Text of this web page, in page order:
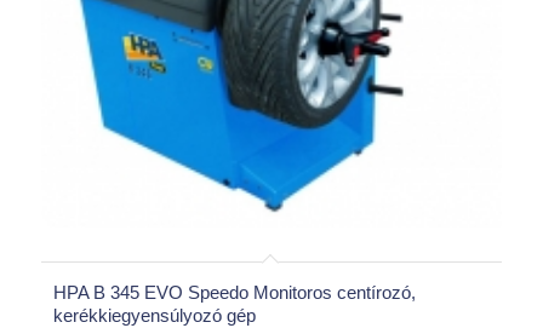
HPA B 345 EVO Speedo Monitoros centírozó,
kerékkiegyensúlyozó gép